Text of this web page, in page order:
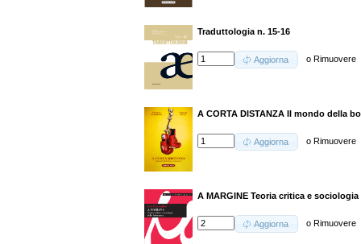
Traduttologia n. 15-16
Aggiorna oRimuovere
A CORTA DISTANZA Il mondo della
Aggiorna oRimuovere
A MARGINE Teoria critica e
Aggiorna oRimuovere